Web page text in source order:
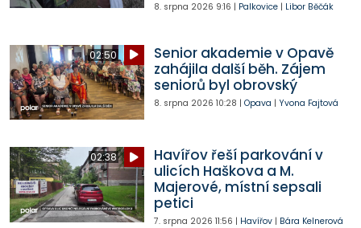
8. srpna 2026 9:16 | Palkovice| Libor Běčák
02:50
Senior akademie v Opavě
zahájila další běh. Zájem
seniorů byl obrovský
8. srpna 2026 10:28 | Opava | Yvona Fajtová
02:38
Havířov řeší parkování v
ulicích Haškova a M.
Majerové, místní sepsali
petici
7. srpna 2026 11:56 | Havířov| Bára Kelnerová